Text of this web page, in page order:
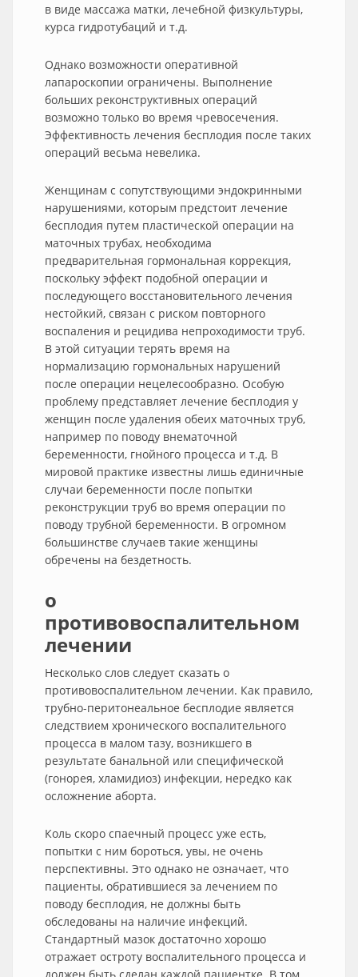
в виде массажа матки, лечебной физкультуры,
курса гидротубаций и т.д.
Однако возможности оперативной
лапароскопии ограничены. Выполнение
больших реконструктивных операций
возможно только во время чревосечения.
Эффективность лечения бесплодия после таких
операций весьма невелика.
Женщинам с сопутствующими эндокринными
нарушениями, которым предстоит лечение
бесплодия путем пластической операции на
маточных трубах, необходима
предварительная гормональная коррекция,
поскольку эффект подобной операции и
последующего восстановительного лечения
нестойкий, связан с риском повторного
воспаления и рецидива непроходимости труб.
В этой ситуации терять время на
нормализацию гормональных нарушений
после операции нецелесообразно. Особую
проблему представляет лечение бесплодия у
женщин после удаления обеих маточных труб,
например по поводу внематочной
беременности, гнойного процесса и т.д. В
мировой практике известны лишь единичные
случаи беременности после попытки
реконструкции труб во время операции по
поводу трубной беременности. В огромном
большинстве случаев такие женщины
обречены на бездетность.
о
противовоспалительном
лечении
Несколько слов следует сказать о
противовоспалительном лечении. Как правило,
трубно-перитонеальное бесплодие является
следствием хронического воспалительного
процесса в малом тазу, возникшего в
результате банальной или специфической
(гонорея, хламидиоз) инфекции, нередко как
осложнение аборта.
Коль скоро спаечный процесс уже есть,
попытки с ним бороться, увы, не очень
перспективны. Это однако не означает, что
пациенты, обратившиеся за лечением по
поводу бесплодия, не должны быть
обследованы на наличие инфекций.
Стандартный мазок достаточно хорошо
отражает остроту воспалительного процесса и